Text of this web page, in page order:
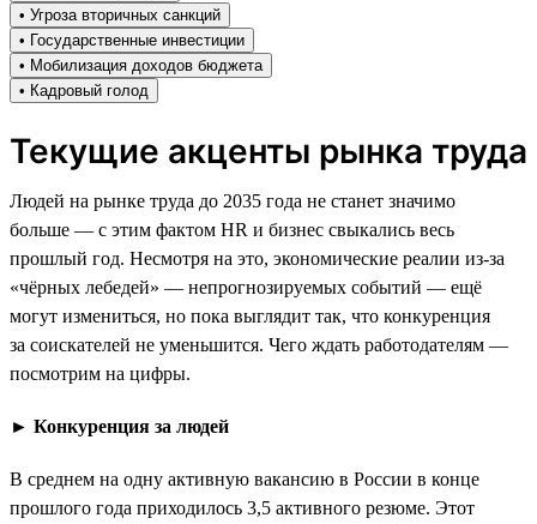
• Угроза вторичных санкций
• Государственные инвестиции
• Мобилизация доходов бюджета
• Кадровый голод
Текущие акценты рынка труда
Людей на рынке труда до 2035 года не станет значимо
больше — с этим фактом HR и бизнес свыкались весь
прошлый год. Несмотря на это, экономические реалии из-за
«чёрных лебедей» — непрогнозируемых событий — ещё
могут измениться, но пока выглядит так, что конкуренция
за соискателей не уменьшится. Чего ждать работодателям —
посмотрим на цифры.
► Конкуренция за людей
В среднем на одну активную вакансию в России в конце
прошлого года приходилось 3,5 активного резюме. Этот